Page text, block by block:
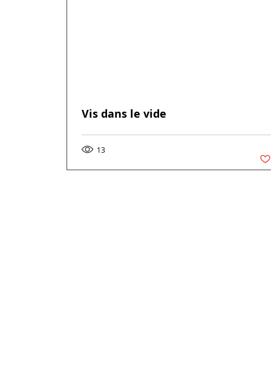
Vis dans le vide
13